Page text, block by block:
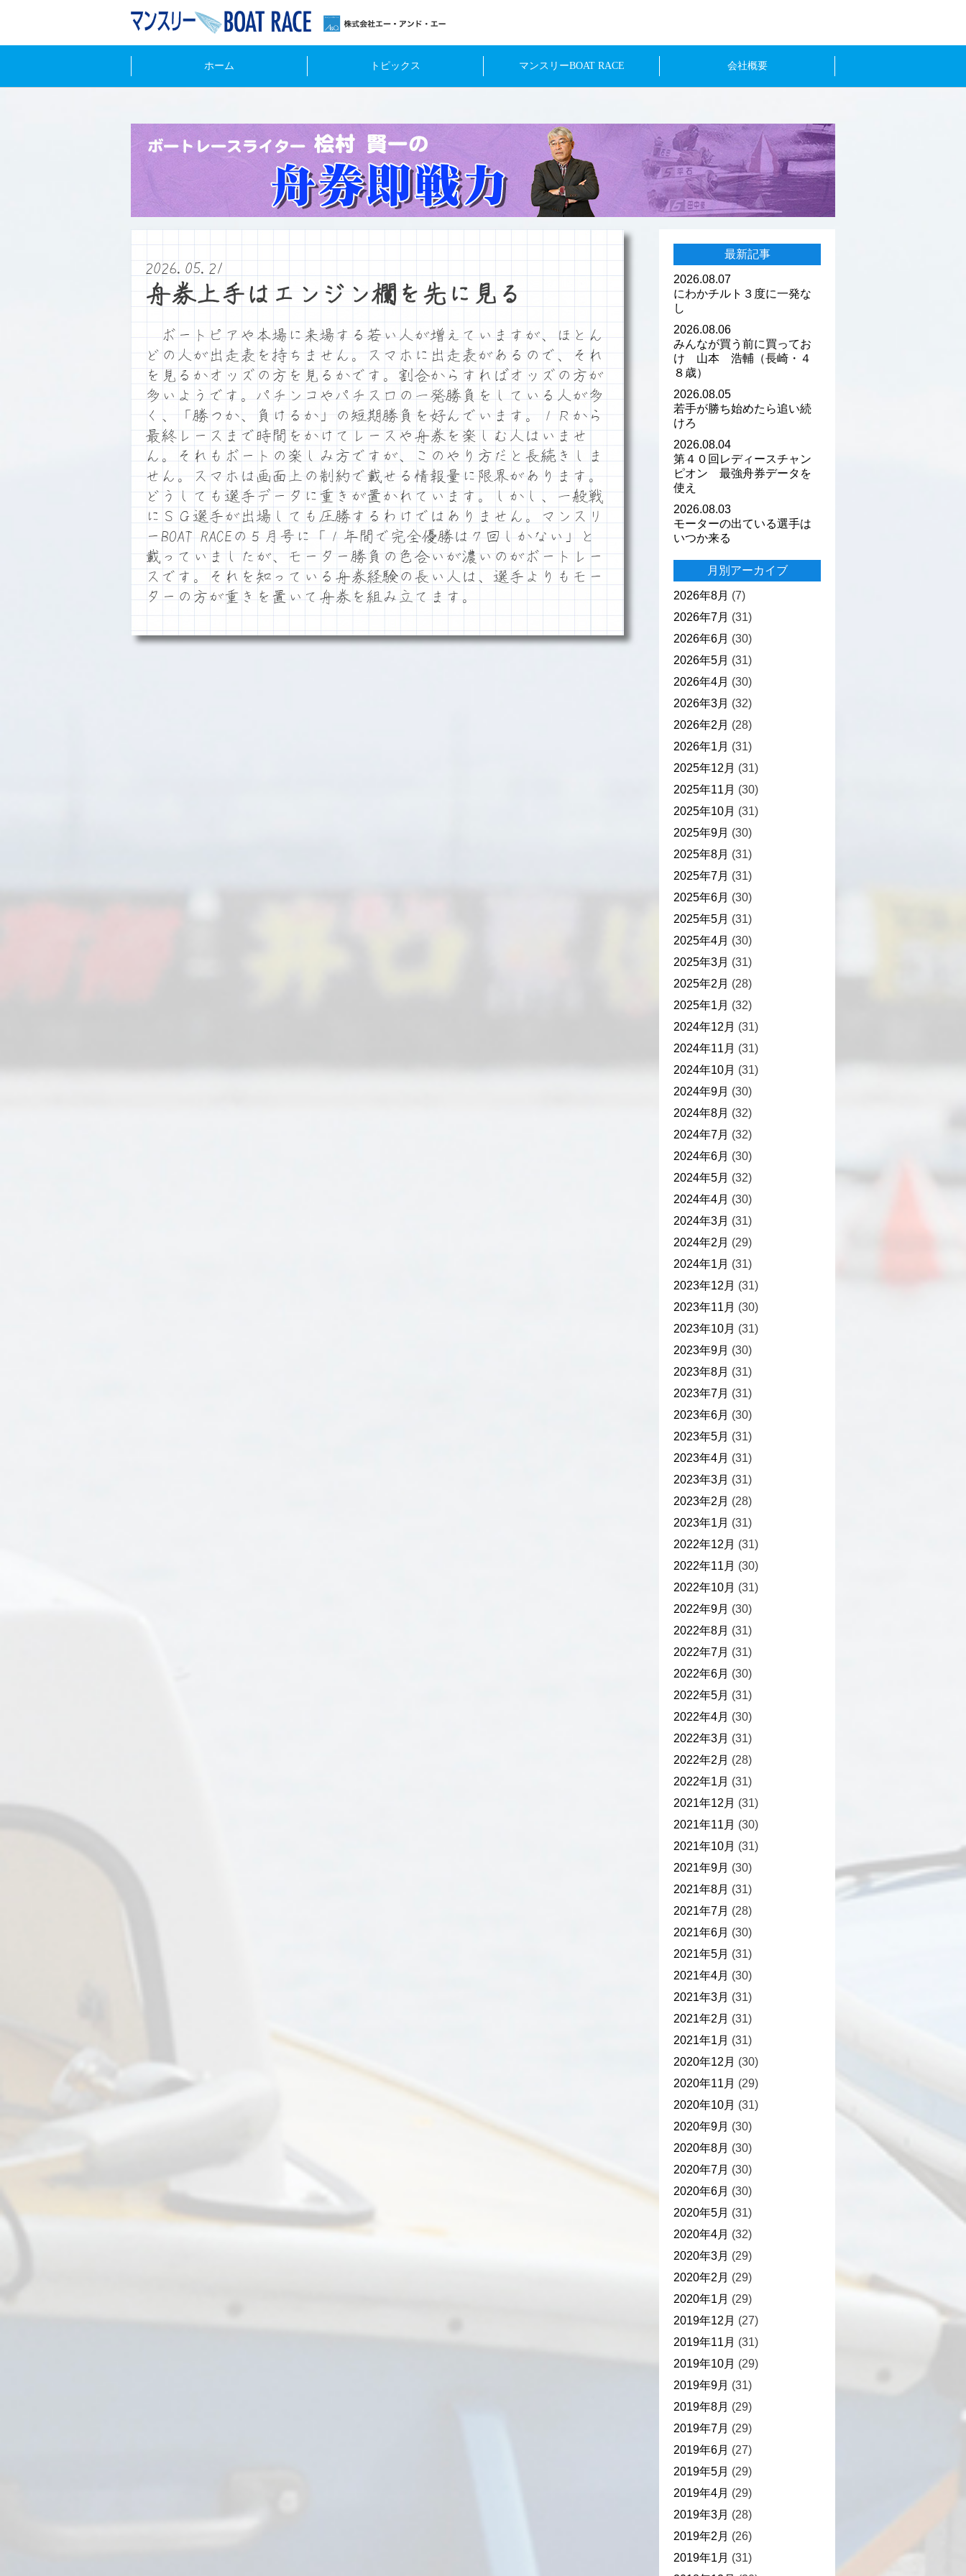
ホーム トピックス マンスリーBOAT RACE 会社概要
2026.05.21
舟券上手はエンジン欄を先に見る
ボートピアや本場に来場する若い人が増えていますが、ほとん
どの人が出走表を持ちません。スマホに出走表があるので、それ
を見るかオッズの方を見るかです。割合からすればオッズの方が
多いようです。パチンコやパチスロの一発勝負をしている人が多
く、「勝つか、負けるか」の短期勝負を好んでいます。１Ｒから
最終レースまで時間をかけてレースや舟券を楽しむ人はいませ
ん。それもボートの楽しみ方ですが、このやり方だと長続きしま
せん。スマホは画面上の制約で載せる情報量に限界があります。
どうしても選手データに重きが置かれています。しかし、一般戦
にＳＧ選手が出場しても圧勝するわけではありません。マンスリ
ーBOAT RACEの５月号に「１年間で完全優勝は７回しかない」と
載っていましたが、モーター勝負の色合いが濃いのがボートレー
スです。それを知っている舟券経験の長い人は、選手よりもモー
ターの方が重きを置いて舟券を組み立てます。
最新記事
2026.08.07
にわかチルト３度に一発な
し
2026.08.06
みんなが買う前に買ってお
け 山本 浩輔（長崎・４
８歳）
2026.08.05
若手が勝ち始めたら追い続
けろ
2026.08.04
第４０回レディースチャン
ピオン 最強舟券データを
使え
2026.08.03
モーターの出ている選手は
いつか来る
月別アーカイブ
2026年8月 (7)
2026年7月 (31)
2026年6月 (30)
2026年5月 (31)
2026年4月 (30)
2026年3月 (32)
2026年2月 (28)
2026年1月 (31)
2025年12月 (31)
2025年11月 (30)
2025年10月 (31)
2025年9月 (30)
2025年8月 (31)
2025年7月 (31)
2025年6月 (30)
2025年5月 (31)
2025年4月 (30)
2025年3月 (31)
2025年2月 (28)
2025年1月 (32)
2024年12月 (31)
2024年11月 (31)
2024年10月 (31)
2024年9月 (30)
2024年8月 (32)
2024年7月 (32)
2024年6月 (30)
2024年5月 (32)
2024年4月 (30)
2024年3月 (31)
2024年2月 (29)
2024年1月 (31)
2023年12月 (31)
2023年11月 (30)
2023年10月 (31)
2023年9月 (30)
2023年8月 (31)
2023年7月 (31)
2023年6月 (30)
2023年5月 (31)
2023年4月 (31)
2023年3月 (31)
2023年2月 (28)
2023年1月 (31)
2022年12月 (31)
2022年11月 (30)
2022年10月 (31)
2022年9月 (30)
2022年8月 (31)
2022年7月 (31)
2022年6月 (30)
2022年5月 (31)
2022年4月 (30)
2022年3月 (31)
2022年2月 (28)
2022年1月 (31)
2021年12月 (31)
2021年11月 (30)
2021年10月 (31)
2021年9月 (30)
2021年8月 (31)
2021年7月 (28)
2021年6月 (30)
2021年5月 (31)
2021年4月 (30)
2021年3月 (31)
2021年2月 (31)
2021年1月 (31)
2020年12月 (30)
2020年11月 (29)
2020年10月 (31)
2020年9月 (30)
2020年8月 (30)
2020年7月 (30)
2020年6月 (30)
2020年5月 (31)
2020年4月 (32)
2020年3月 (29)
2020年2月 (29)
2020年1月 (29)
2019年12月 (27)
2019年11月 (31)
2019年10月 (29)
2019年9月 (31)
2019年8月 (29)
2019年7月 (29)
2019年6月 (27)
2019年5月 (29)
2019年4月 (29)
2019年3月 (28)
2019年2月 (26)
2019年1月 (31)